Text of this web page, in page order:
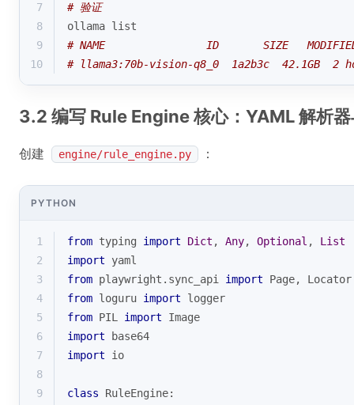
7
# 验证
8
ollama list
9
# NAME                ID       SIZE
10
# llama3:70b-vision-q8_0  1a2b3c  42.1GB  2
3.2 编写 Rule Engine 核心：YAML 解析
创建 engine/rule_engine.py ：
PYTHON
1 from typing import Dict , Any, Optional , List
2
import yaml
3
from playwright.sync_api import Page, Locator
4
from loguru import logger
5
from PIL import Image
6
import base64
7
import io
8
9
class RuleEngine: